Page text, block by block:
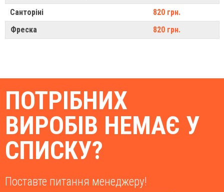
Санторіні
820 грн.
Фреска
820 грн.
ПОТРІБНИХ
ВИРОБІВ НЕМАЄ У
СПИСКУ?
Поставте питання менеджеру!